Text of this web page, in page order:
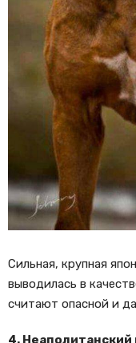
Сильная, крупная
выводилась в
считают опасной и
4.